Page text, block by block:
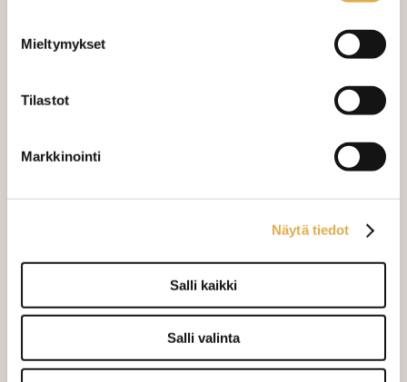
Mieltymykset
Tilastot
Markkinointi
Näytä tiedot
Salli kaikki
Salli valinta
Varastossa (3.5 m)
22,90 €/m 27,00 €/m